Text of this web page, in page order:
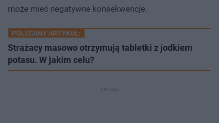
może mieć negatywne konsekwencje.
POLECANY ARTYKUŁ:
Strażacy masowo otrzymują tabletki z jodkiem
potasu. W jakim celu?